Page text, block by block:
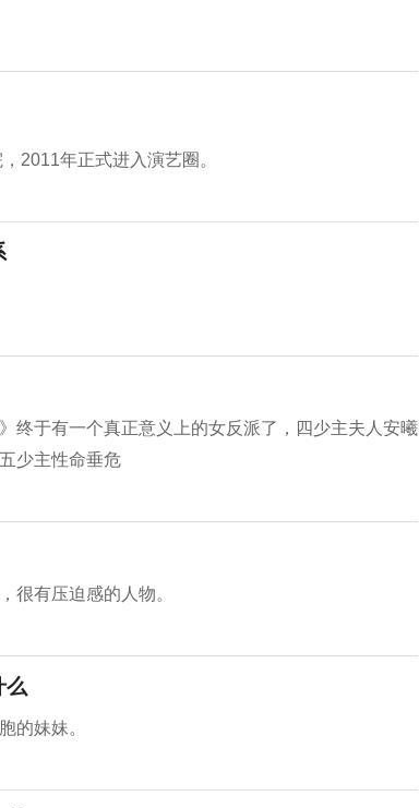
2011年正式进入演艺圈。
终于有一个真正意义上的女反派了，四少主夫人安曦
少主性命垂危
很有压迫感的人物。
么
的妹妹。